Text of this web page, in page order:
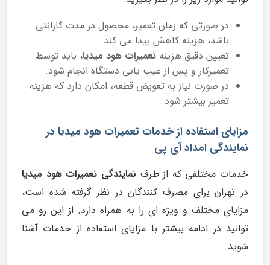
در صورتی که زمان تعمیر، محصول در مدت گارانتی
باشد، هزینه کاهش پیدا می کند.
تعیین دقیق هزینه تعمیرات هود میدیا، باید توسط
تعمیرکار و پس از عیب یابی دستگاه انجام شود.
در صورت نیاز به تعویض قطعه، امکان دارد که هزینه
تعمیر بیشتر شود.
مزایای استفاده از خدمات تعمیرات هود میدیا در
نمایندگی امداد آی پی
خدمات مختلفی که از طرف نمایندگی تعمیرات هود میدیا
در تهران برای مصرف کنندگان در نظر گرفته شده است،
مزایای مختلف و ویژه ای را به همراه دارد. از این رو می
توانید در ادامه بیشتر با مزایای استفاده از خدمات آشنا
شوید: